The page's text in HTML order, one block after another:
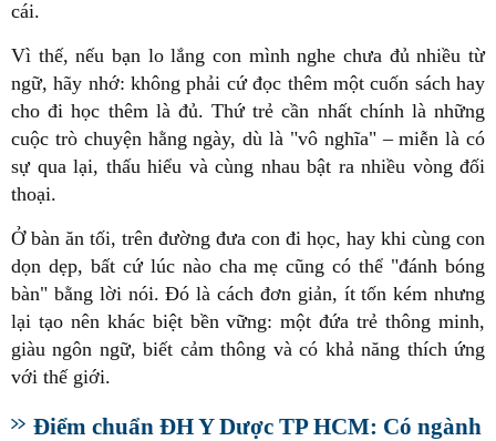
cái.
Vì thế, nếu bạn lo lắng con mình nghe chưa đủ nhiều từ
ngữ, hãy nhớ: không phải cứ đọc thêm một cuốn sách hay
cho đi học thêm là đủ. Thứ trẻ cần nhất chính là những
cuộc trò chuyện hằng ngày, dù là "vô nghĩa" – miễn là có
sự qua lại, thấu hiểu và cùng nhau bật ra nhiều vòng đối
thoại.
Ở bàn ăn tối, trên đường đưa con đi học, hay khi cùng con
dọn dẹp, bất cứ lúc nào cha mẹ cũng có thể "đánh bóng
bàn" bằng lời nói. Đó là cách đơn giản, ít tốn kém nhưng
lại tạo nên khác biệt bền vững: một đứa trẻ thông minh,
giàu ngôn ngữ, biết cảm thông và có khả năng thích ứng
với thế giới.
Điểm chuẩn ĐH Y Dược TP HCM: Có ngành